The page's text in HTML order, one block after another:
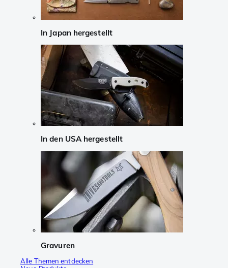
In Japan hergestellt
In den USA hergestellt
Gravuren
Alle Themen entdecken